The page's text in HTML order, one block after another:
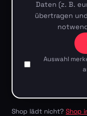
Daten (z. B.
übertragen
Auswahl
Shop lädt nicht? Shop